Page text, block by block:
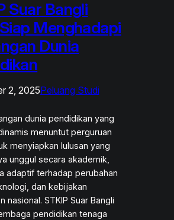
Suar Bangli
Menghadapi
Dunia
2, 2025Peluang Studi
dunia pendidikan yang
menuntut perguruan
menyiapkan lulusan yang
unggul secara akademik,
adaptif terhadap perubahan
dan kebijakan
nasional. STKIP Suar Bangli
pendidikan tenaga